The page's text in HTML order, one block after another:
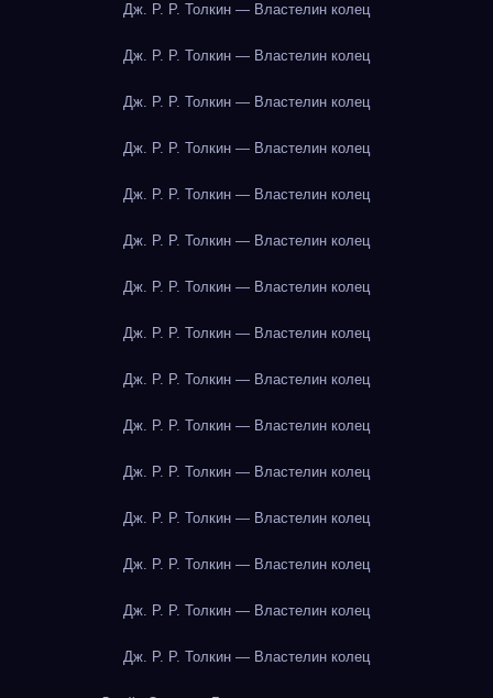
Дж. Р. Р. Толкин — Властелин колец
Дж. Р. Р. Толкин — Властелин колец
Дж. Р. Р. Толкин — Властелин колец
Дж. Р. Р. Толкин — Властелин колец
Дж. Р. Р. Толкин — Властелин колец
Дж. Р. Р. Толкин — Властелин колец
Дж. Р. Р. Толкин — Властелин колец
Дж. Р. Р. Толкин — Властелин колец
Дж. Р. Р. Толкин — Властелин колец
Дж. Р. Р. Толкин — Властелин колец
Дж. Р. Р. Толкин — Властелин колец
Дж. Р. Р. Толкин — Властелин колец
Дж. Р. Р. Толкин — Властелин колец
Дж. Р. Р. Толкин — Властелин колец
Дж. Р. Р. Толкин — Властелин колец